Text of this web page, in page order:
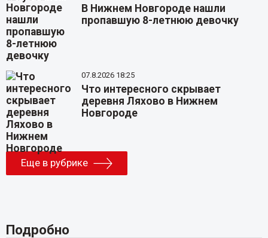
В Нижнем Новгороде нашли
пропавшую 8-летнюю девочку
07.8.2026 18:25
Что интересного скрывает
деревня Ляхово в Нижнем
Новгороде
Еще в рубрике
Подробно